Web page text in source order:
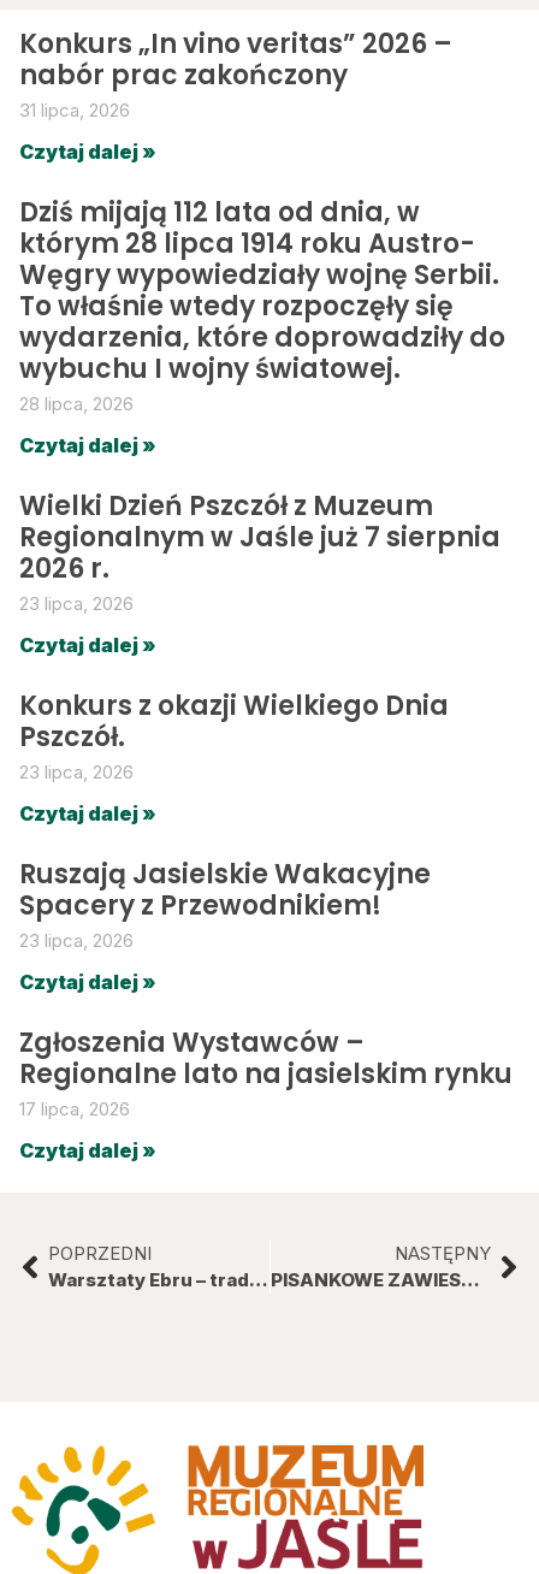
Konkurs „In vino veritas” 2026 –
nabór prac zakończony
31 lipca, 2026
Czytaj dalej »
Dziś mijają 112 lata od dnia, w
którym 28 lipca 1914 roku Austro-
Węgry wypowiedziały wojnę Serbii.
To właśnie wtedy rozpoczęły się
wydarzenia, które doprowadziły do
wybuchu I wojny światowej.
28 lipca, 2026
Czytaj dalej »
Wielki Dzień Pszczół z Muzeum
Regionalnym w Jaśle już 7 sierpnia
2026 r.
23 lipca, 2026
Czytaj dalej »
Konkurs z okazji Wielkiego Dnia
Pszczół.
23 lipca, 2026
Czytaj dalej »
Ruszają Jasielskie Wakacyjne
Spacery z Przewodnikiem!
23 lipca, 2026
Czytaj dalej »
Zgłoszenia Wystawców –
Regionalne lato na jasielskim rynku
17 lipca, 2026
Czytaj dalej »
POPRZEDNI
Warsztaty Ebru – tradycyjna technika malowania na wodzie
NASTĘPNY
PISANKOWE ZAWIESZKI